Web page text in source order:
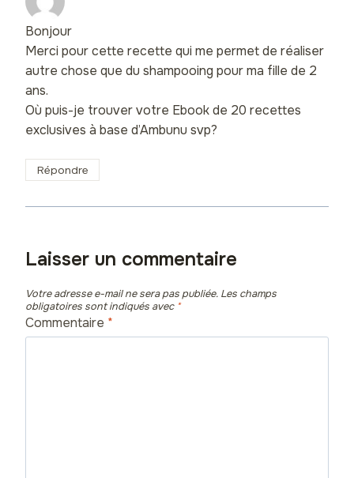
Bonjour
Merci pour cette recette qui me permet de réaliser
autre chose que du shampooing pour ma fille de 2
ans.
Où puis-je trouver votre Ebook de 20 recettes
exclusives à base d’Ambunu svp?
Répondre
Laisser un commentaire
Votre adresse e-mail ne sera pas publiée. Les champs
obligatoires sont indiqués avec *
Commentaire *